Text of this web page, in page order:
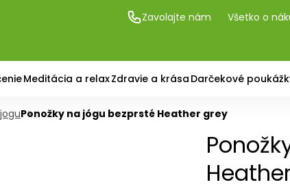
Zavolajte nám Všetko o
Meditácia a relaxZdravie a krása Darčekové
Ponožky na jógu bezprsté Heather grey